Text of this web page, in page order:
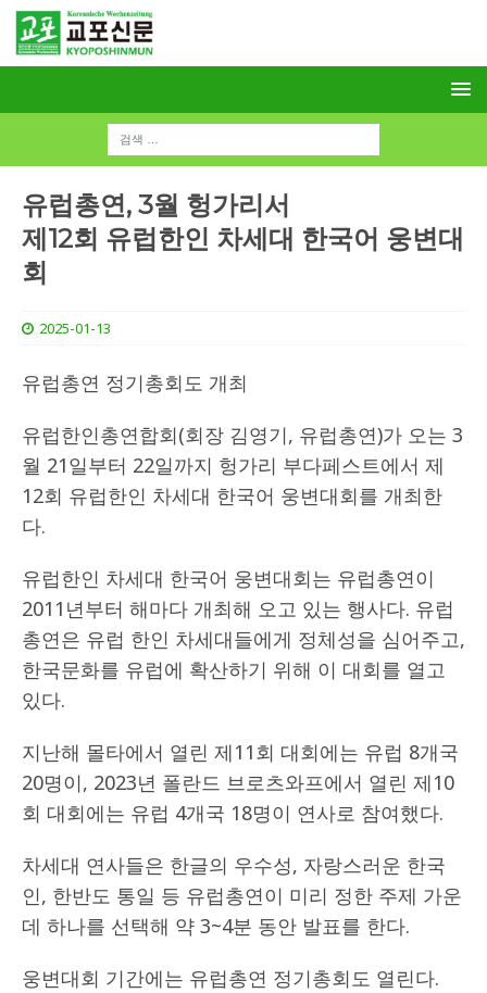
유럽총연, 3월 헝가리서
제12회 유럽한인 차세대 한국어 웅변대
회
2025-01-13
유럽총연 정기총회도 개최
유럽한인총연합회(회장 김영기, 유럽총연)가 오는 3
월 21일부터 22일까지 헝가리 부다페스트에서 제
12회 유럽한인 차세대 한국어 웅변대회를 개최한
다.
유럽한인 차세대 한국어 웅변대회는 유럽총연이
2011년부터 해마다 개최해 오고 있는 행사다. 유럽
총연은 유럽 한인 차세대들에게 정체성을 심어주고,
한국문화를 유럽에 확산하기 위해 이 대회를 열고
있다.
지난해 몰타에서 열린 제11회 대회에는 유럽 8개국
20명이, 2023년 폴란드 브로츠와프에서 열린 제10
회 대회에는 유럽 4개국 18명이 연사로 참여했다.
차세대 연사들은 한글의 우수성, 자랑스러운 한국
인, 한반도 통일 등 유럽총연이 미리 정한 주제 가운
데 하나를 선택해 약 3~4분 동안 발표를 한다.
웅변대회 기간에는 유럽총연 정기총회도 열린다.